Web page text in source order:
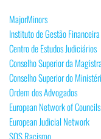
MajorMinors
Instituto de Gestão
Centro de Estudos Judiciários
Conselho Superior da
Conselho Superior do
Ordem dos Advogados
European Network of
European Judicial Network
SOS Racismo